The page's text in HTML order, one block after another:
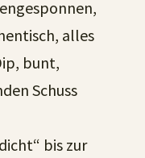
alles
bunt,
Schuss
bis zur